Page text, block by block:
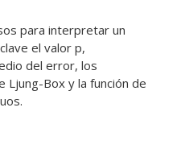
para interpretar un
el valor p,
del error, los
Ljung-Box y la función de